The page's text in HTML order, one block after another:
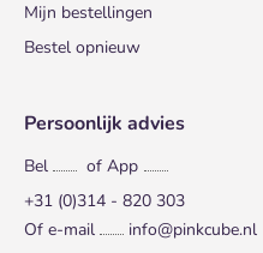
Mijn bestellingen
Bestel opnieuw
Persoonlijk advies
Bel
of App
+31 (0)314 - 820 303
Of e-mail
info@pinkcube.nl